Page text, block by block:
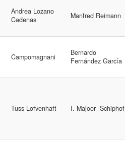
Andrea Lozano
Cadenas
Manfred Reimann
Campomagnani
Bernardo
Fernández García
Tuss Lofvenhaft I. Majoor -Schiphof